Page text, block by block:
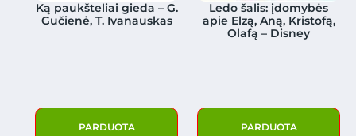
Ką paukšteliai gieda – G.
Gučienė, T. Ivanauskas
PARDUOTA
Ledo šalis: įdomybės
apie Elzą, Aną, Kristofą,
Olafą – Disney
PARDUOTA